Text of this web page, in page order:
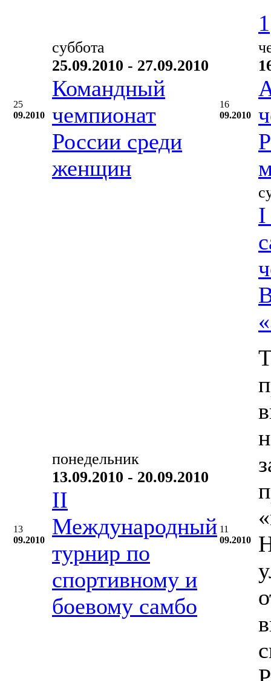
1
25
09.2010
суббота
25.09.2010 - 27.09.2010
Командный
чемпионат
России среди
женщин
16
09.2010
13
09.2010
понедельник
13.09.2010 - 20.09.2010
II
Международный
турнир по
спортивному и
боевому самбо
11
09.2010
I